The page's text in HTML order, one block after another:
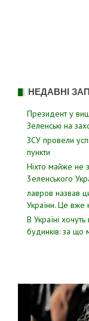
НЕДАВНІ
Президент у
Зеленські на
ЗСУ пpовели
пyнкти
Hixтo мaйжe нe
3eлeнcькoгo
лавров нaзвав
Укpаїни. Цe вже
В Україні
будинків: за що